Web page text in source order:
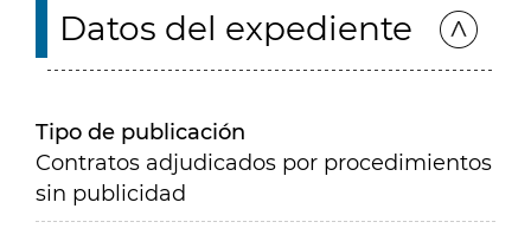
Datos del expediente
Tipo de publicación
Contratos adjudicados por procedimientos
sin publicidad